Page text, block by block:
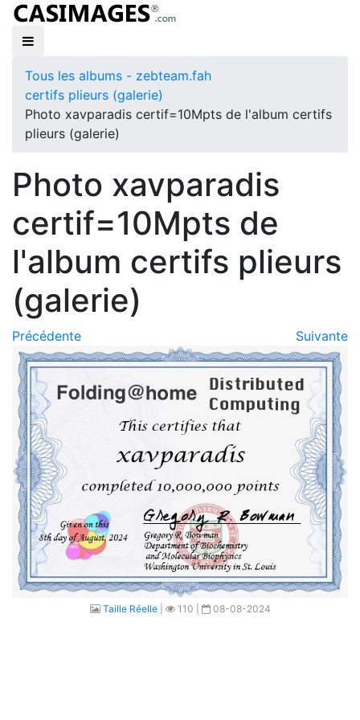
Tous les albums - zebteam.fah
certifs plieurs (galerie)
Photo xavparadis certif=10Mpts de l'album certifs
plieurs (galerie)
Photo xavparadis
certif=10Mpts de
l'album certifs plieurs
(galerie)
Précédente Suivante
Taille Réelle| 110 | 08-08-2024